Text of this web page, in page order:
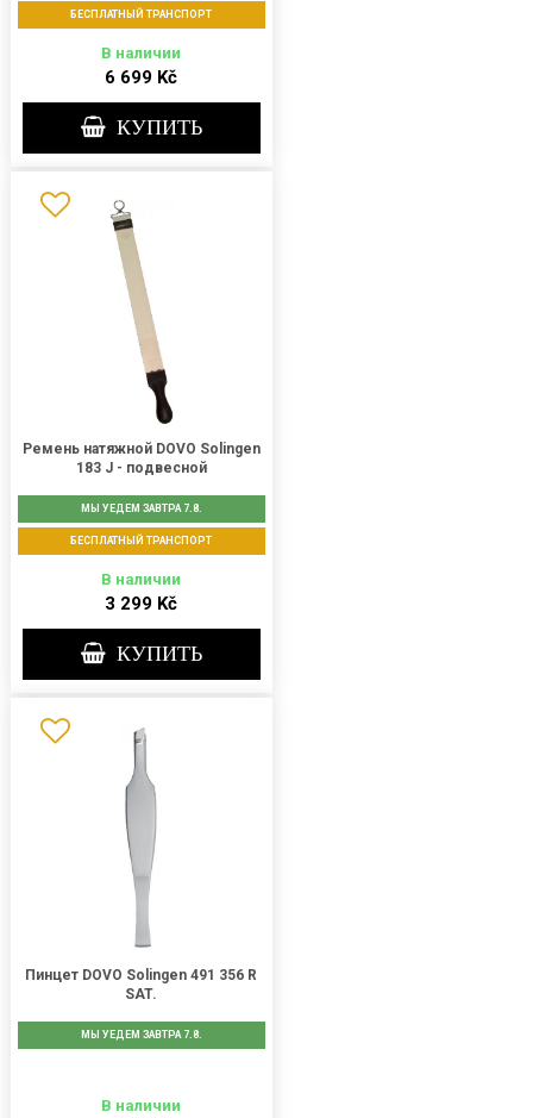
БЕСПЛАТНЫЙ ТРАНСПОРТ
В наличии
6 699 Kč
КУПИТЬ
Ремень натяжной DOVO Solingen
183 J - подвесной
МЫ УЕДЕМ ЗАВТРА 7.8.
БЕСПЛАТНЫЙ ТРАНСПОРТ
В наличии
3 299 Kč
КУПИТЬ
Пинцет DOVO Solingen 491 356 R
SAT.
МЫ УЕДЕМ ЗАВТРА 7.8.
В наличии